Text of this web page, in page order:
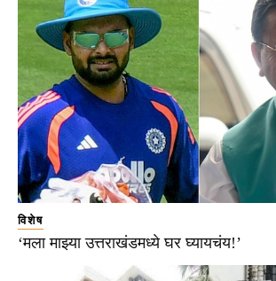
विशेष
‘मला माझ्या उत्तराखंडमध्ये घर घ्यायचंय!’